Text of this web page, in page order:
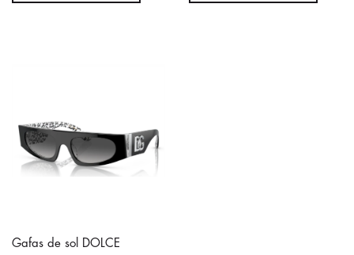
Gafas de sol DOLCE